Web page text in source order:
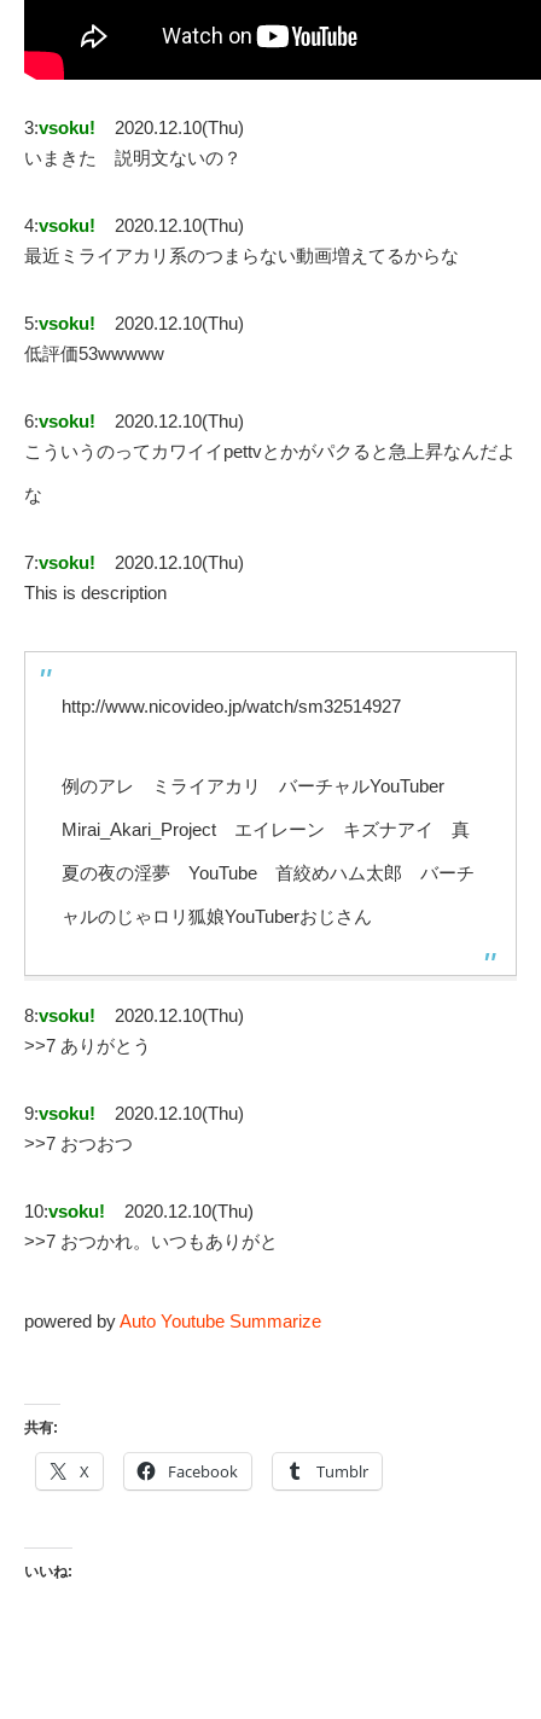
3:vsoku!
2020.12.10(Thu)
いまきた 説明文ないの？
4:vsoku!
2020.12.10(Thu)
最近ミライアカリ系のつまらない動画増えてるからな
5:vsoku!
2020.12.10(Thu)
低評価53wwwww
6:vsoku!
2020.12.10(Thu)
こういうのってカワイイpettvとかがパクると急上昇なんだよ
な
7:vsoku!
2020.12.10(Thu)
This is description
http://www.nicovideo.jp/watch/sm32514927
例のアレ ミライアカリ バーチャルYouTuber
Mirai_Akari_Project エイレーン キズナアイ 真
夏の夜の淫夢 YouTube 首絞めハム太郎 バーチ
ャルのじゃロリ狐娘YouTuberおじさん
8:vsoku!
2020.12.10(Thu)
>>7 ありがとう
9:vsoku!
2020.12.10(Thu)
>>7 おつおつ
10:vsoku!
2020.12.10(Thu)
>>7 おつかれ。いつもありがと
powered byAuto Youtube Summarize
共有:
X Facebook Tumblr
いいね: